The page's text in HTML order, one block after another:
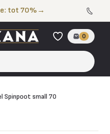
tot 70% →
0
Spinpoot small 70